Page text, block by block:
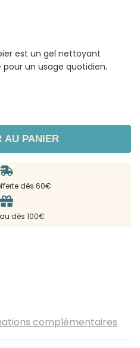
est un gel nettoyant
un usage quotidien.
AU PANIER
dès 60€
dès 100€
complémentaires